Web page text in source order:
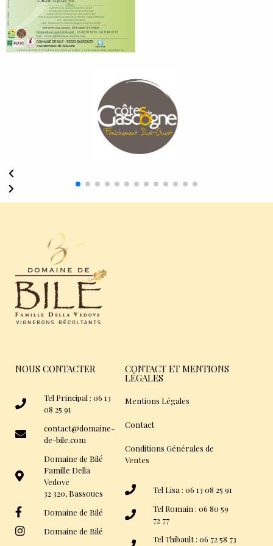
NOUS CONTACTER
Tel Principal : 06 13
08 25 91
contact@domaine-
de-bile.com
Domaine de Bilé
Famille Della
Vedove
32 320, Bassoues
Domaine de Bilé
Domaine de Bilé
CONTACT ET MENTIONS
LÉGALES
Mentions Légales
Contact
Conditions Générales de
Ventes
Tel Lisa : 06 13 08 25 91
Tel Romain : 06 80 59
72 77
Tel Thibault : 06 72 58 73